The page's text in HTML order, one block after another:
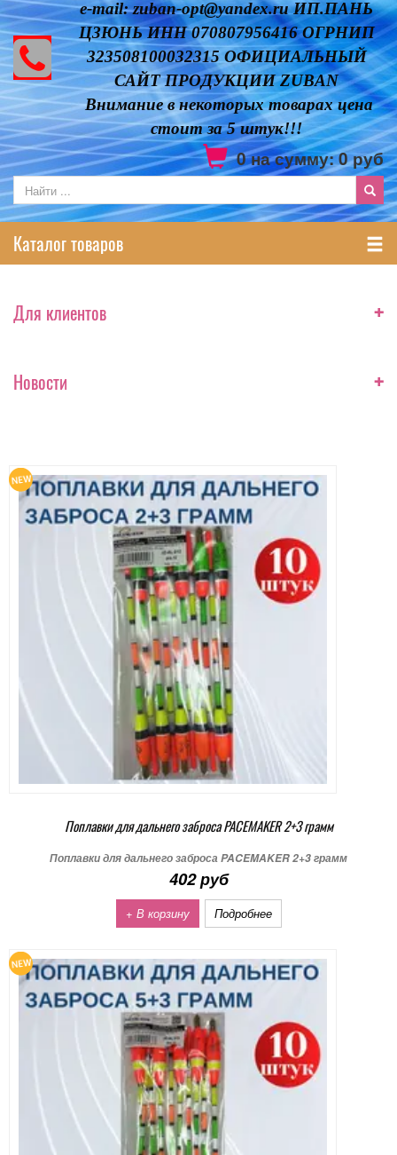
e-mail: zuban-opt@yandex.ru ИП.ПАНЬ
ЦЗЮНЬ ИНН 070807956416 ОГРНИП
323508100032315 ОФИЦИАЛЬНЫЙ
САЙТ ПРОДУКЦИИ ZUBAN
Внимание в некоторых товарах цена
стоит за 5 штук!!!
0на сумму:0руб
Каталог товаров
Для клиентов +
Новости +
Поплавки для дальнего заброса PACEMAKER 2+3 грамм
Поплавки для дальнего заброса PACEMAKER 2+3 грамм
402 руб
+ В корзину Подробнее